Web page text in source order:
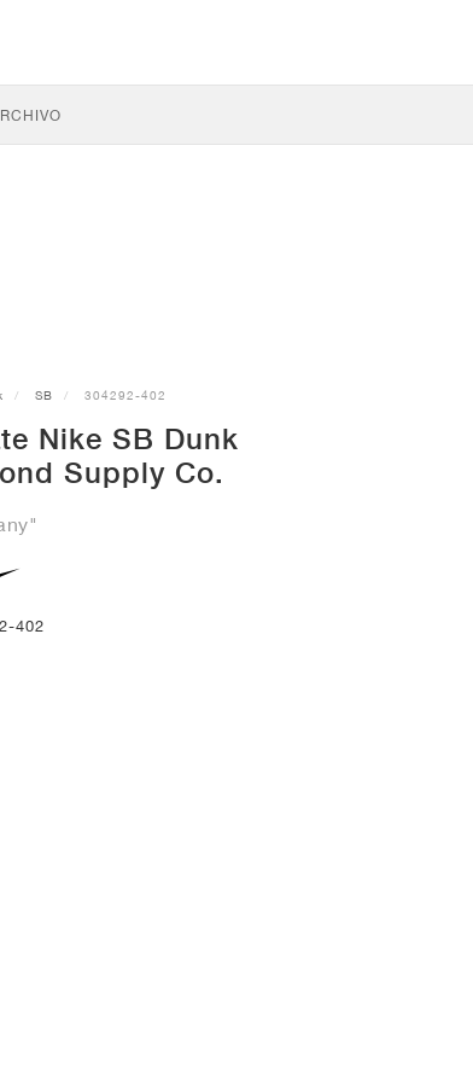
SB 304292-402
Nike SB Dunk
Supply Co.
402